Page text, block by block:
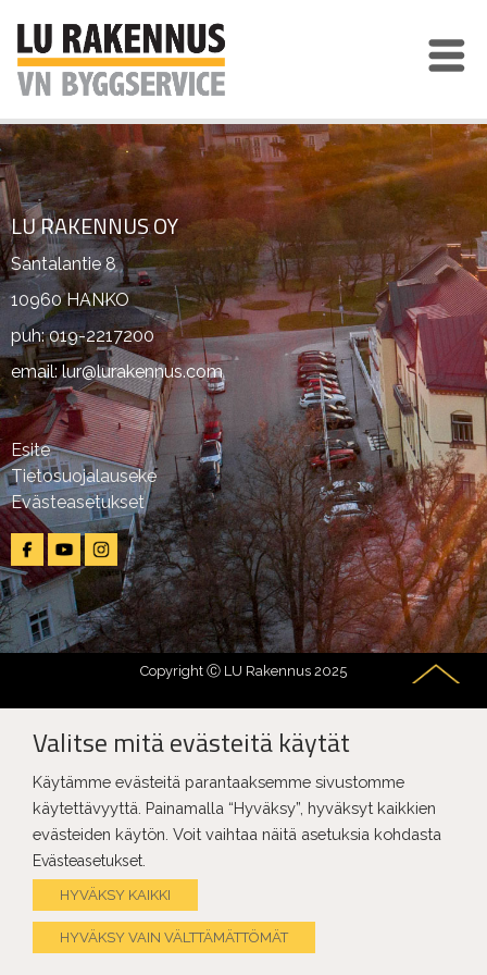
LU RAKENNUS OY
Santalantie 8
10960 HANKO
puh: 019-2217200
email: lur@lurakennus.com
Esite
Tietosuojalauseke
Evästeasetukset
Copyright Ⓒ LU Rakennus 2025
Valitse mitä evästeitä käytät
Käytämme evästeitä parantaaksemme sivustomme
käytettävyyttä. Painamalla “Hyväksy”, hyväksyt kaikkien
evästeiden käytön. Voit vaihtaa näitä asetuksia kohdasta
Evästeasetukset
HYVÄKSY KAIKKI
HYVÄKSY VAIN VÄLTTÄMÄTTÖMÄT